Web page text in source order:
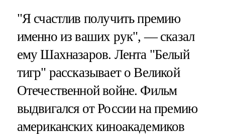
"Я счастлив получить премию
именно из ваших рук", — сказал
ему Шахназаров. Лента "Белый
тигр" рассказывает о Великой
Отечественной войне. Фильм
выдвигался от России на премию
американских киноакадемиков